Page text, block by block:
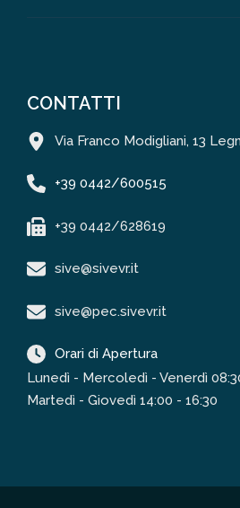
CONTATTI
Via Franco Modigliani, 13
+39 0442/600515
+39 0442/628619
sive@sivevr.it
sive@pec.sivevr.it
Orari di Apertura
Lunedì - Mercoledì - Venerdì
Martedì - Giovedì 14:00 - 16:30